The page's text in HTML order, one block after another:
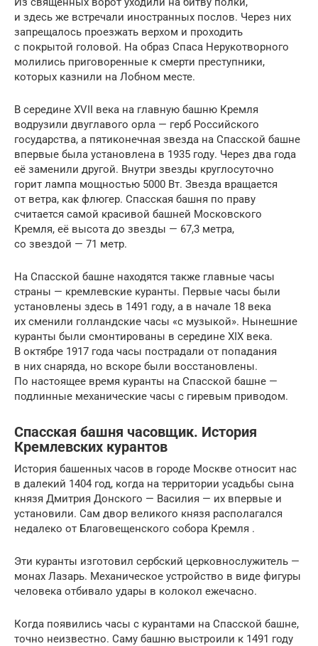
и здесь же встречали иностранных послов. Через них
запрещалось проезжать верхом и проходить
с покрытой головой. На образ Спаса Нерукотворного
молились приговоренные к смерти преступники,
которых казнили на Лобном месте.
В середине XVII века на главную башню Кремля
водрузили двуглавого орла — герб Российского
государства, а пятиконечная звезда на Спасской башне
впервые была установлена в 1935 году. Через два года
её заменили другой. Внутри звезды круглосуточно
горит лампа мощностью 5000 Вт. Звезда вращается
от ветра, как флюгер. Спасская башня по праву
считается самой красивой башней Московского
Кремля, её высота до звезды — 67,3 метра,
со звездой — 71 метр.
На Спасской башне находятся также главные часы
страны — кремлевские куранты. Первые часы были
установлены здесь в 1491 году, а в начале 18 века
их сменили голландские часы «с музыкой». Нынешние
куранты были смонтированы в середине XIX века.
В октябре 1917 года часы пострадали от попадания
в них снаряда, но вскоре были восстановлены.
По настоящее время куранты на Спасской башне —
подлинные механические часы с гиревым приводом.
Спасская башня часовщик. История
Кремлевских курантов
История башенных часов в городе Москве относит нас
в далекий 1404 год, когда на территории усадьбы сына
князя Дмитрия Донского — Василия — их впервые и
установили. Сам двор великого князя располагался
недалеко от Благовещенского собора Кремля .
Эти куранты изготовил сербский церковнослужитель —
монах Лазарь. Механическое устройство в виде фигуры
человека отбивало удары в колокол ежечасно.
Когда появились часы с курантами на Спасской башне,
точно неизвестно. Саму башню выстроили к 1491 году